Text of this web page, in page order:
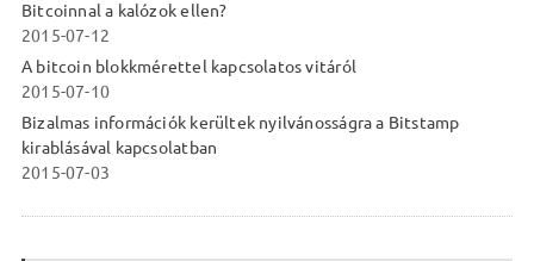
Bitcoinnal a kalózok ellen?
2015-07-12
A bitcoin blokkmérettel kapcsolatos vitáról
2015-07-10
Bizalmas információk kerültek nyilvánosságra a Bitstamp
kirablásával kapcsolatban
2015-07-03